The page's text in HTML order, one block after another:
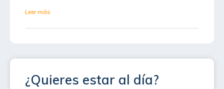
Leer más
¿Quieres estar al día?